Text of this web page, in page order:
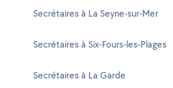
Secrétaires à La Seyne-sur-Mer
Secrétaires à Six-Fours-les-Plages
Secrétaires à La Garde